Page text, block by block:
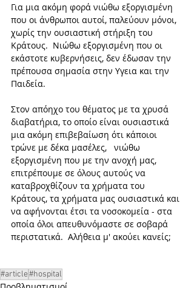
Για μια ακόμη φορά νιώθω εξοργισμένη
που οι άνθρωποι αυτοί, παλεύουν μόνοι,
χωρίς την ουσιαστική στήριξη του
Κράτους.  Νιώθω εξοργισμένη που οι
εκάστοτε κυβερνήσεις, δεν έδωσαν την
πρέπουσα σημασία στην Υγεια και την
Παιδεία.
Στον απόηχο του θέματος με τα χρυσά
διαβατήρια, το οποίο είναι ουσιαστικά
μια ακόμη επιβεβαίωση ότι κάποιοι
τρώνε με δέκα μασέλες,   νιώθω
εξοργισμένη που με την ανοχή μας,
επιτρέπουμε σε όλους αυτούς να
καταβροχθίζουν τα χρήματα του
Κράτους, τα χρήματα μας ουσιαστικά και
να αφήνονται έτσι τα νοσοκομεία - στα
οποία όλοι απευθυνόμαστε σε σοβαρά
περιστατικά.  Αλήθεια μ' ακούει κανείς;
#article#hospital